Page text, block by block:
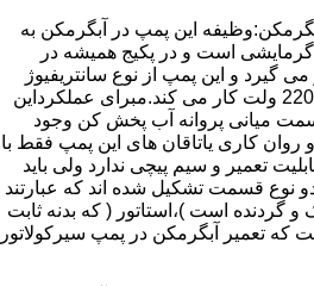
این پمپ در آبگرمکن به
است و در پکیج همیشه در
و این پمپ از نوع سانتریفیوژ
(گریز از مرکز) بوده و با برق 220 ولت کار می کند.مبرای عملکرداین
میانی پروانه آب پخش کن وجود
کاری یاتاقان های این پمپ فقط با
تعمیر و سیم پیچی ندارد ولی باید
نوع قسمت تشکیل شده اند که عبارتند
گردنده است )،استاتور ( که بدنه ثابت
تعمیر آبگرمکن در پمپ سیرکولاتور